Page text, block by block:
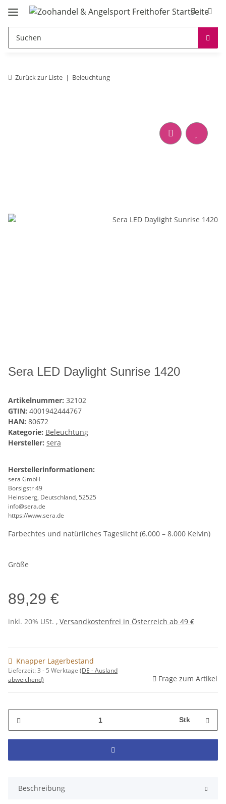
Zurück zur Liste Beleuchtung
Sera LED Daylight Sunrise 1420
Artikelnummer: 32102
GTIN: 4001942444767
HAN: 80672
Kategorie: Beleuchtung
Hersteller: sera
Herstellerinformationen:
sera GmbH
Borsigstr 49
Heinsberg, Deutschland, 52525
info@sera.de
https://www.sera.de
Farbechtes und natürliches Tageslicht (6.000 – 8.000 Kelvin)
Größe
89,29 €
inkl. 20% USt. , Versandkostenfrei in Österreich ab 49 €
Knapper Lagerbestand
Lieferzeit:3 - 5 Werktage (DE - Ausland
abweichend)
Frage zum Artikel
Stk
Beschreibung